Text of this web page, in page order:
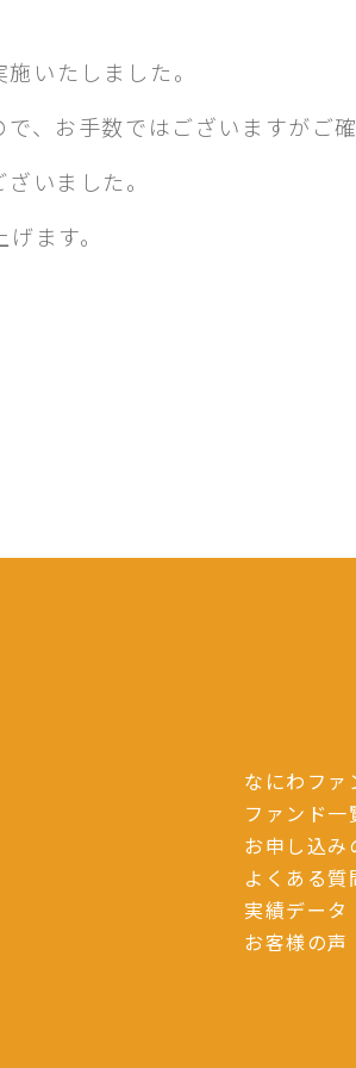
いたしました。
、お手数ではございますがご
いました。
ます。
なにわファ
ファンド一
お申し込み
よくある質
実績データ
お客様の声